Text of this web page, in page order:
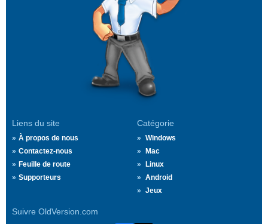
Liens du site
À propos de nous
Contactez-nous
Feuille de route
Supporteurs
Catégorie
Windows
Mac
Linux
Android
Jeux
Suivre OldVersion.com